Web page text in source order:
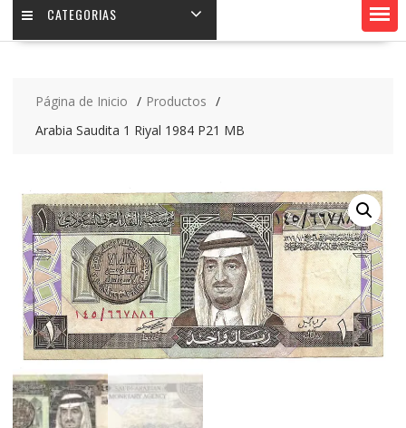
CATEGORIAS
Página de Inicio
Productos
Arabia Saudita 1 Riyal 1984 P21 MB